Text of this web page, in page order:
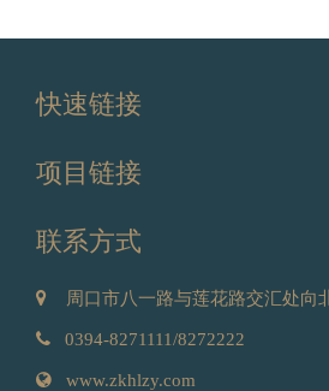
汇林绿洲 ‖ “芳醇浓香 幸福共享”咖啡遇上布丁、下午茶专场活动，优雅谢幕！
有时，所谓人生，不过是一杯咖啡所萦绕
温暖。” ——村上春树
快速链接
项目链接
联系方式
 周口市八一路与莲花路交汇处向
 0394-8271111/8272222
 www.zkhlzy.com